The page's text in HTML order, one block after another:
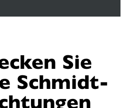
Sie
Schmidt-